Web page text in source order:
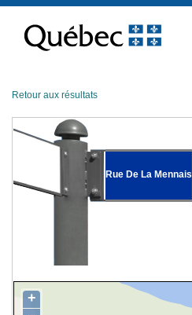
contenu
Retour aux résultats
Rue De La Mennais
+